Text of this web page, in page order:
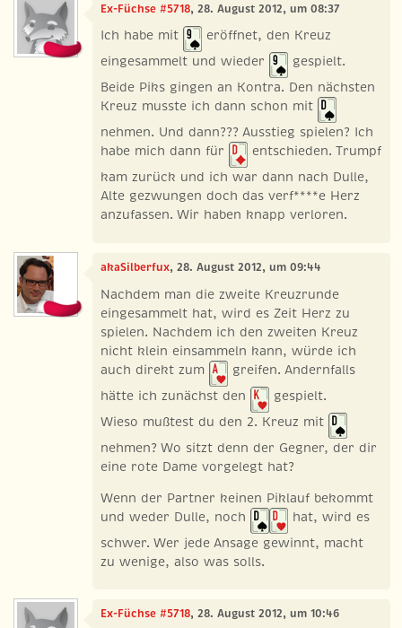
Ex-Füchse #5718, 28. August 2012, um 08:37
Ich habe mit
eröffnet, den Kreuz
eingesammelt und wieder
gespielt.
Beide Piks gingen an Kontra. Den nächsten
Kreuz musste ich dann schon mit
nehmen. Und dann??? Ausstieg spielen? Ich
habe mich dann für
entschieden. Trumpf
kam zurück und ich war dann nach Dulle,
Alte gezwungen doch das verf****e Herz
anzufassen. Wir haben knapp verloren.
akaSilberfux, 28. August 2012, um 09:44
Nachdem man die zweite Kreuzrunde
eingesammelt hat, wird es Zeit Herz zu
spielen. Nachdem ich den zweiten Kreuz
nicht klein einsammeln kann, würde ich
auch direkt zum
greifen. Andernfalls
hätte ich zunächst den
gespielt.
Wieso mußtest du den 2. Kreuz mit
nehmen? Wo sitzt denn der Gegner, der dir
eine rote Dame vorgelegt hat?
Wenn der Partner keinen Piklauf bekommt
und weder Dulle, noch
hat, wird es
schwer. Wer jede Ansage gewinnt, macht
zu wenige, also was solls.
Ex-Füchse #5718, 28. August 2012, um 10:46